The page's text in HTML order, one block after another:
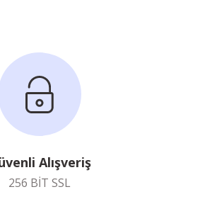
Alışveriş
256 BİT SSL